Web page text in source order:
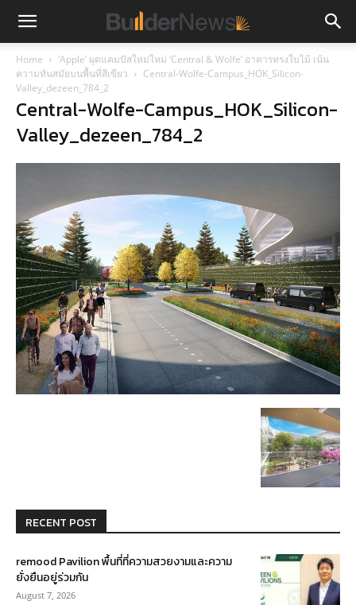
Home
‘Apple’ ผุดแคมปัสใหม่ใหม่ ‘Central & Wolfe’ อาคารทรงใบไม้ เน้น
ความทันสมัยบนพื้นที่สีเขียว
Central-Wolfe-Campus_HOK_Silicon-
Valley_dezeen_784_2
Central-Wolfe-Campus_HOK_Silicon-
Valley_dezeen_784_2
RECENT POST
remood Pavilion พื้นที่ที่ความสวยงามและความ
ยั่งยืนอยู่ร่วมกัน
August 7, 2026